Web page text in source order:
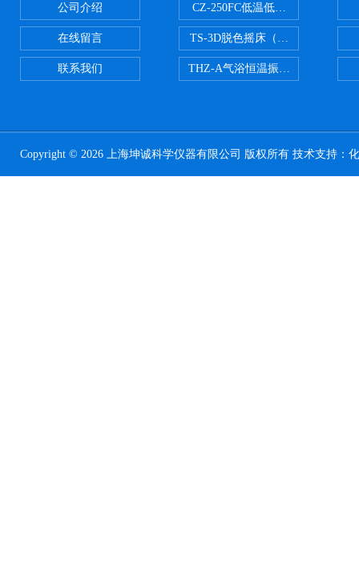
公司介绍
在线留言
联系我们
CZ-250FC低温低湿种子储藏柜
TS-3D脱色摇床（三维运动）
THZ-A气浴恒温振荡器
Copyright © 2026 上海坤诚科学仪器有限公司 版权所有 技术支持：